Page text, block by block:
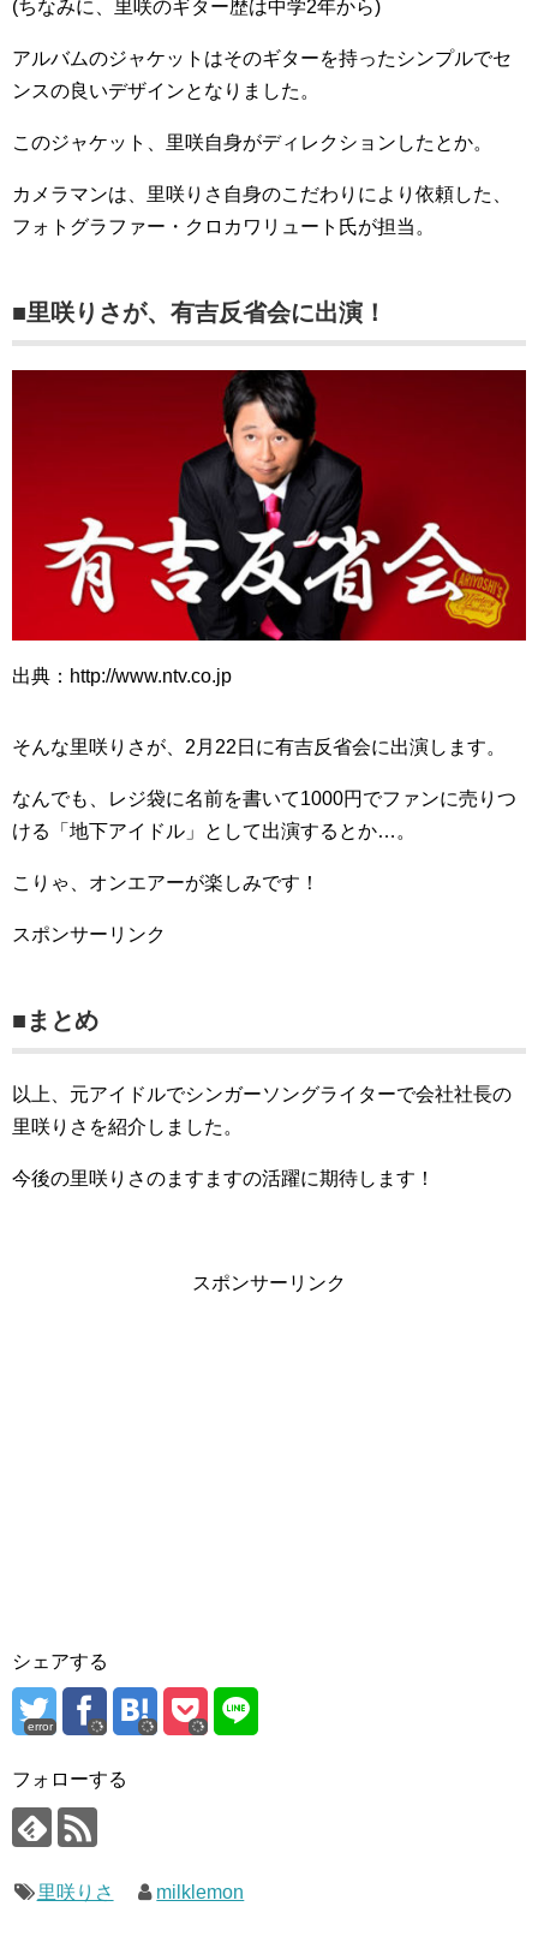
(ちなみに、里咲のギター歴は中学2年から)
アルバムのジャケットはそのギターを持ったシンプルでセ
ンスの良いデザインとなりました。
このジャケット、里咲自身がディレクションしたとか。
カメラマンは、里咲りさ自身のこだわりにより依頼した、
フォトグラファー・クロカワリュート氏が担当。
■里咲りさが、有吉反省会に出演！
出典：http://www.ntv.co.jp
そんな里咲りさが、2月22日に有吉反省会に出演します。
なんでも、レジ袋に名前を書いて1000円でファンに売りつ
ける「地下アイドル」として出演するとか…。
こりゃ、オンエアーが楽しみです！
スポンサーリンク
■まとめ
以上、元アイドルでシンガーソングライターで会社社長の
里咲りさを紹介しました。
今後の里咲りさのますますの活躍に期待します！
スポンサーリンク
シェアする
error
フォローする
里咲りさ milklemon